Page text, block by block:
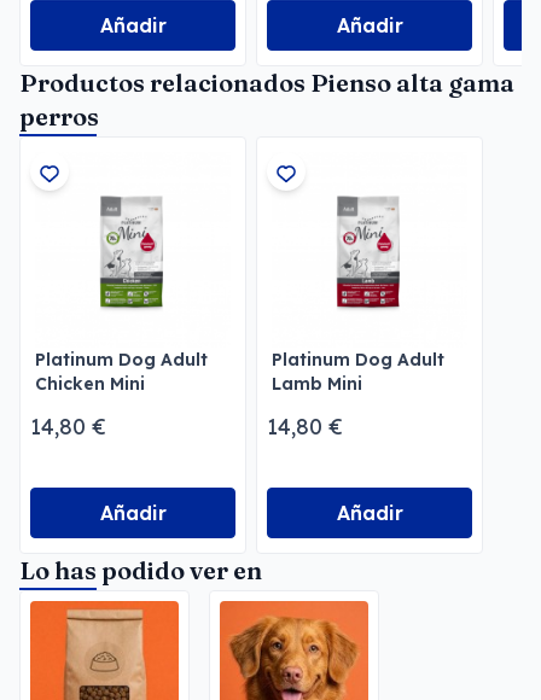
Añadir Añadir
Productos relacionados Pienso alta gama
perros
Platinum Dog Adult
Chicken Mini
14,80 €
Añadir
Platinum Dog Adult
Lamb Mini
14,80 €
Añadir
Lo has podido ver en